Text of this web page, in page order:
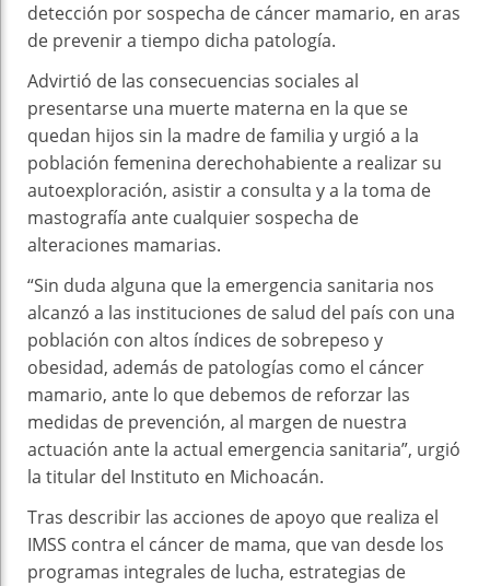
detección por sospecha de cáncer mamario, en aras
de prevenir a tiempo dicha patología.
Advirtió de las consecuencias sociales al
presentarse una muerte materna en la que se
quedan hijos sin la madre de familia y urgió a la
población femenina derechohabiente a realizar su
autoexploración, asistir a consulta y a la toma de
mastografía ante cualquier sospecha de
alteraciones mamarias.
“Sin duda alguna que la emergencia sanitaria nos
alcanzó a las instituciones de salud del país con una
población con altos índices de sobrepeso y
obesidad, además de patologías como el cáncer
mamario, ante lo que debemos de reforzar las
medidas de prevención, al margen de nuestra
actuación ante la actual emergencia sanitaria”, urgió
la titular del Instituto en Michoacán.
Tras describir las acciones de apoyo que realiza el
IMSS contra el cáncer de mama, que van desde los
programas integrales de lucha, estrategias de